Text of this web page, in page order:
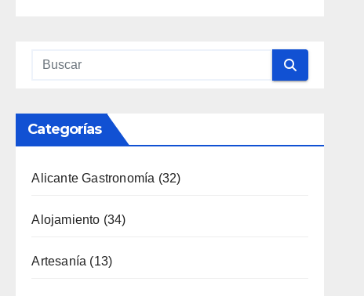
Artesanía(13)
Costa(51)
Cultura(335)
Deporte(65)